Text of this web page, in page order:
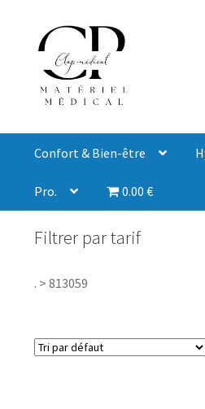
Confort & Bien-être
Pro. 0.00 €
Filtrer par tarif
. > 813059